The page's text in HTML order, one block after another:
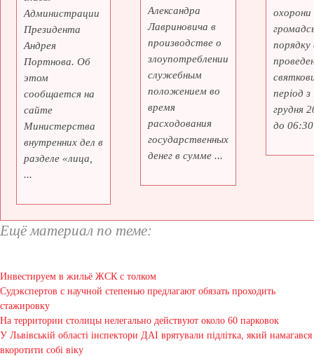
Администрации
Президента
Андрея
Портнова. Об
этом
сообщается на
сайте
Министерства
внутренних дел в
разделе «лица,
...
Александра
Лавриновича в
производстве о
злоупотреблении
служебным
положением во
время
расходования
государственных
денег в сумме ...
охорони
порядку
період
грудня
до
Ещё материал по теме:
Инвестируем в жильё ЖСК с толком
Судэкспертов с научной степенью предлагают обязать проходить
стажировку
На территории столицы нелегально действуют около 60 парковок
У Львівській області інспектори ДАІ врятували підлітка, який намагався
вкоротити собі віку